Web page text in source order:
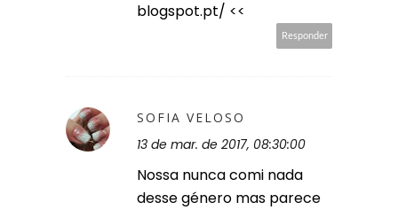
blogspot.pt/ <<
Responder
SOFIA VELOSO
13 de mar. de 2017, 08:30:00
Nossa nunca comi nada
desse género mas parece